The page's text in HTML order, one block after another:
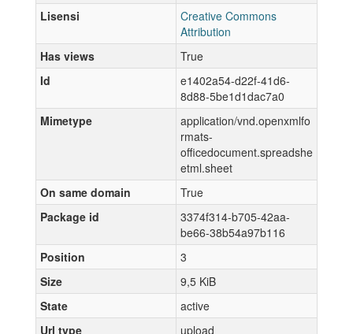
Lisensi
Creative Commons
Attribution
Has views
True
Id
e1402a54-d22f-41d6-
8d88-5be1d1dac7a0
Mimetype
application/vnd.openxmlfo
rmats-
officedocument.spreadshe
etml.sheet
On same domain
True
Package id
3374f314-b705-42aa-
be66-38b54a97b116
Position
3
Size
9,5 KiB
State
active
Url type
upload